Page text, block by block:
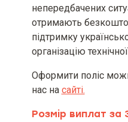
Порядок
цивільно-
наземних
та способи
інформації
непередбачених
отримають
підтримку
організацію
Оформити поліс
нас на сайті.
Розмір виплат